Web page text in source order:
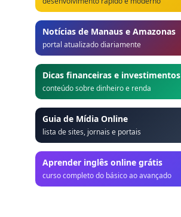
Notícias de Manaus e Amazonas
portal atualizado diariamente
Dicas financeiras e investimentos
conteúdo sobre dinheiro e renda
Guia de Mídia Online
lista de sites, jornais e portais
Aprender inglês online grátis
curso completo do básico ao avançado